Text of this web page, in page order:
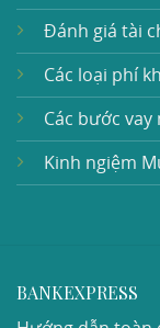
Đánh giá tài
Các loại phí
Các bước
Kinh ngiệm
BANKEXPRESS